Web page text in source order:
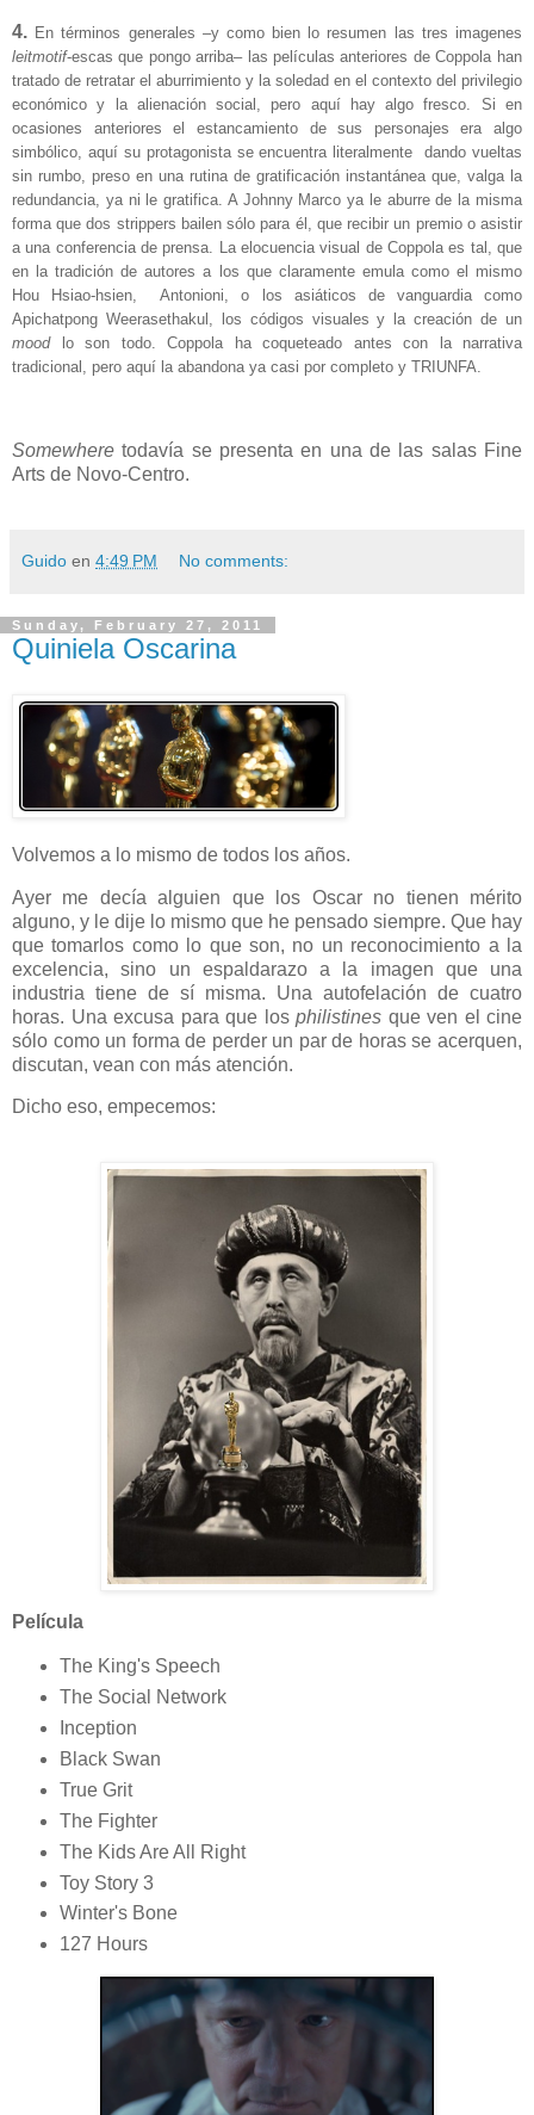
4. En términos generales –y como bien lo resumen las tres imagenes
leitmotif-escas que pongo arriba– las películas anteriores de Coppola han
tratado de retratar el aburrimiento y la soledad en el contexto del privilegio
económico y la alienación social, pero aquí hay algo fresco. Si en
ocasiones anteriores el estancamiento de sus personajes era algo
simbólico, aquí su protagonista se encuentra literalmente dando vueltas
sin rumbo, preso en una rutina de gratificación instantánea que, valga la
redundancia, ya ni le gratifica. A Johnny Marco ya le aburre de la misma
forma que dos strippers bailen sólo para él, que recibir un premio o asistir
a una conferencia de prensa. La elocuencia visual de Coppola es tal, que
en la tradición de autores a los que claramente emula como el mismo
Hou Hsiao-hsien, Antonioni, o los asiáticos de vanguardia como
Apichatpong Weerasethakul, los códigos visuales y la creación de un
moodlo son todo. Coppola ha coqueteado antes con la narrativa
tradicional, pero aquí la abandona ya casi por completo y TRIUNFA.
Somewhere todavía se presenta en una de las salas Fine
Arts de Novo-Centro.
Guido en 4:49 PM No comments:
Sunday, February 27, 2011
Quiniela Oscarina
Volvemos a lo mismo de todos los años.
Ayer me decía alguien que los Oscar no tienen mérito
alguno, y le dije lo mismo que he pensado siempre. Que hay
que tomarlos como lo que son, no un reconocimiento a la
excelencia, sino un espaldarazo a la imagen que una
industria tiene de sí misma. Una autofelación de cuatro
horas. Una excusa para que los philistines que ven el cine
sólo como un forma de perder un par de horas se acerquen,
discutan, vean con más atención.
Dicho eso, empecemos:
Película
The King's Speech
The Social Network
Inception
Black Swan
True Grit
The Fighter
The Kids Are All Right
Toy Story 3
Winter's Bone
127 Hours